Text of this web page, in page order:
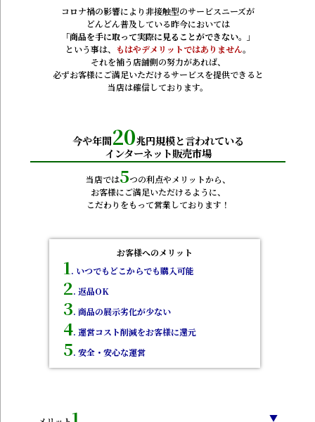
コロナ禍の影響により非接触型のサービスニーズが
どんどん普及している昨今においては
「商品を手に取って実際に見ることができない。」
という事は、
もはやデメリットではありません。
それを補う店舗側の努力があれば、
必ずお客様にご満足いただけるサービスを提供できると
当店は確信しております。
今や年間20兆円規模と言われている
インターネット販売市場
当店では5つの利点やメリットから、
お客様にご満足いただけるように、
こだわりをもって営業しております！
お客様へのメリット
1 . いつでもどこからでも購入可能
2. 返品OK
3. 商品の展示劣化が少ない
4. 運営コスト削減をお客様に還元
5. 安全・安心な運営
▼